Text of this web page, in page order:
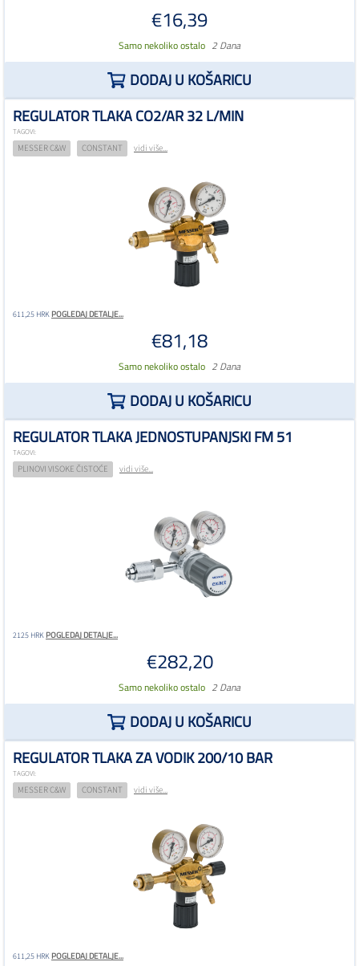
€16,39
Samo nekoliko ostalo 2 Dana
DODAJ U KOŠARICU
REGULATOR TLAKA CO2/AR 32 L/MIN
TAGOVI:
MESSER C&W CONSTANT vidi više...
611,25 HRKPOGLEDAJ DETALJE...
€81,18
Samo nekoliko ostalo 2 Dana
DODAJ U KOŠARICU
REGULATOR TLAKA JEDNOSTUPANJSKI FM 51
TAGOVI:
PLINOVI VISOKE ČISTOĆE vidi više...
2125 HRKPOGLEDAJ DETALJE...
€282,20
Samo nekoliko ostalo 2 Dana
DODAJ U KOŠARICU
REGULATOR TLAKA ZA VODIK 200/10 BAR
TAGOVI:
MESSER C&W CONSTANT vidi više...
611,25 HRKPOGLEDAJ DETALJE...